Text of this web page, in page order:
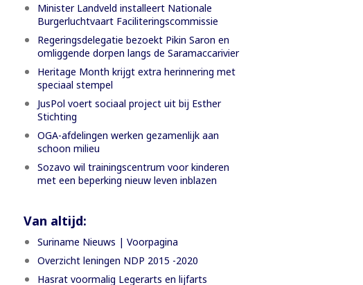
Minister Landveld installeert Nationale
Burgerluchtvaart Faciliteringscommissie
Regeringsdelegatie bezoekt Pikin Saron en
omliggende dorpen langs de Saramaccarivier
Heritage Month krijgt extra herinnering met
speciaal stempel
JusPol voert sociaal project uit bij Esther
Stichting
OGA-afdelingen werken gezamenlijk aan
schoon milieu
Sozavo wil trainingscentrum voor kinderen
met een beperking nieuw leven inblazen
Van altijd:
Suriname Nieuws | Voorpagina
Overzicht leningen NDP 2015 -2020
Hasrat voormalig Legerarts en lijfarts